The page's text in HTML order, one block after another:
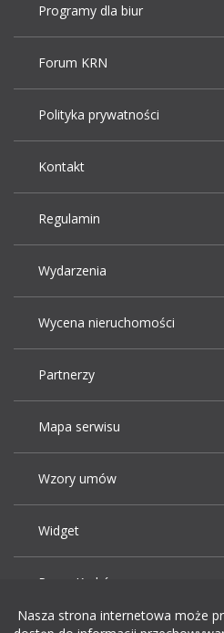
Programy dla biur
Forum KRN
Polityka prywatności
Kontakt
Regulamin
Wydarzenia
Wycena nieruchomości
Partnerzy
Mapa serwisu
Wzory umów
Widget
Praca Kraków
Nasza strona internetowa może